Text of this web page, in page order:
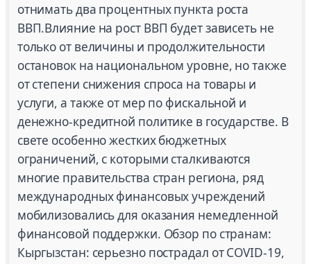
отнимать два процентных пункта роста
ВВП.Влияние на рост ВВП будет зависеть не
только от величины и продолжительности
остановок на национальном уровне, но также
от степени снижения спроса на товары и
услуги, а также от мер по фискальной и
денежно-кредитной политике в государстве. В
свете особенно жестких бюджетных
ограничений, с которыми сталкиваются
многие правительства стран региона, ряд
международных финансовых учреждений
мобилизовались для оказания немедленной
финансовой поддержки. Обзор по странам:
Кыргызстан: серьезно пострадал от COVID-19,